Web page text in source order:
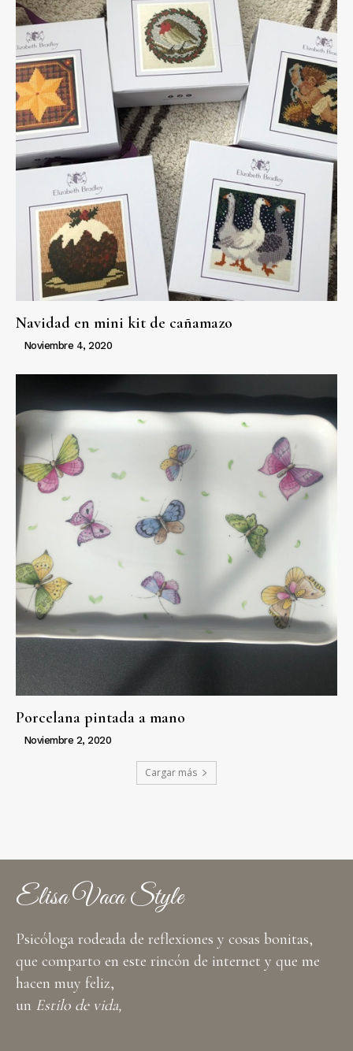
Navidad en mini kit de cañamazo
Noviembre 4, 2020
Porcelana pintada a mano
Noviembre 2, 2020
Cargar más
Elisa Vaca Style
Psicóloga rodeada de reflexiones y cosas bonitas,
que comparto en este rincón de internet y que me
hacen muy feliz,
un Estilo de vida,